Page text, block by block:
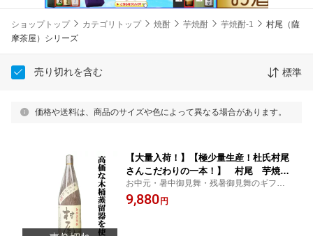
ショップトップ カテゴリトップ 焼酎 芋焼酎 芋焼酎-1
村尾（薩
摩茶屋）シリーズ
売り切れを含む 標準
価格や送料は、商品のサイズや色によって異なる場合があります。
【大量入荷！】【極少量生産！杜氏村尾
さんこだわりの一本！】 村尾 芋焼
酎 かめ壺仕込み 25度 1800ml
お中元・暑中御見舞・残暑御見舞のギフト
受付中！
9,880 円